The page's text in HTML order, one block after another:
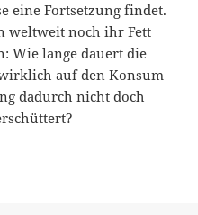
eine Fortsetzung findet.
weltweit noch ihr Fett
Wie lange dauert die
auf den Konsum
dadurch nicht doch